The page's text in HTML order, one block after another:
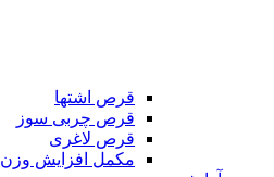
قرص اشتها
قرص چربی سوز
قرص لاغری
مکمل افزایش وزن